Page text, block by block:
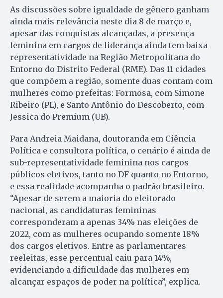
As discussões sobre igualdade de gênero ganham
ainda mais relevância neste dia 8 de março e,
apesar das conquistas alcançadas, a presença
feminina em cargos de liderança ainda tem baixa
representatividade na Região Metropolitana do
Entorno do Distrito Federal (RME). Das 11 cidades
que compõem a região, somente duas contam com
mulheres como prefeitas: Formosa, com Simone
Ribeiro (PL), e Santo Antônio do Descoberto, com
Jessica do Premium (UB).
Para Andreia Maidana, doutoranda em Ciência
Política e consultora política, o cenário é ainda de
sub-representatividade feminina nos cargos
públicos eletivos, tanto no DF quanto no Entorno,
e essa realidade acompanha o padrão brasileiro.
“Apesar de serem a maioria do eleitorado
nacional, as candidaturas femininas
corresponderam a apenas 34% nas eleições de
2022, com as mulheres ocupando somente 18%
dos cargos eletivos. Entre as parlamentares
reeleitas, esse percentual caiu para 14%,
evidenciando a dificuldade das mulheres em
alcançar espaços de poder na política”, explica.